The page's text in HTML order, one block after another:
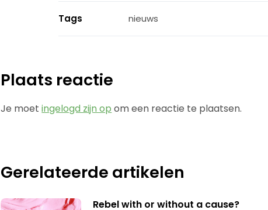
Tags nieuws
Plaats reactie
Je moetingelogd zijn op om een reactie te plaatsen.
Gerelateerde artikelen
Rebel with or without a cause?